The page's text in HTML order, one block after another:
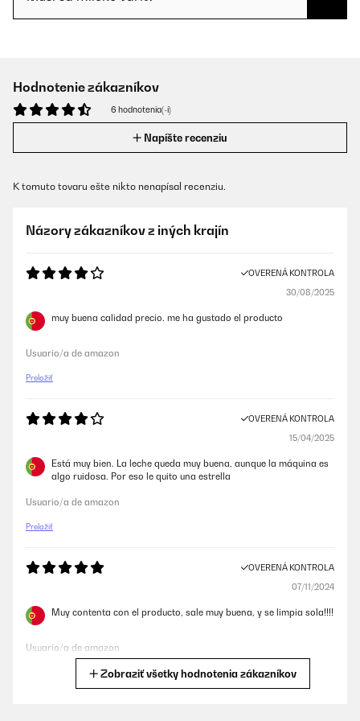
Hodnotenie zákazníkov
6 hodnotenia(-í)
Napíšte recenziu
K tomuto tovaru ešte nikto nenapísal recenziu.
Názory zákazníkov z iných krajín
OVERENÁ KONTROLA
30/08/2025
muy buena calidad precio. me ha gustado el producto
Usuario/a de amazon
Preložiť
OVERENÁ KONTROLA
15/04/2025
Está muy bien. La leche queda muy buena, aunque la máquina es
algo ruidosa. Por eso le quito una estrella
Usuario/a de amazon
Preložiť
OVERENÁ KONTROLA
07/11/2024
Muy contenta con el producto, sale muy buena, y se limpia sola!!!!
Usuario/a de amazon
Zobraziť všetky hodnotenia zákazníkov